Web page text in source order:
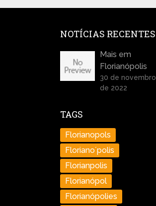
NOTÍCIAS RECENTES
Mais em
Florianópolis
30 de novembro
de 2022
TAGS
Florianopols
Floriano´polis
Florianpolis
Florianópol
Florianópolies